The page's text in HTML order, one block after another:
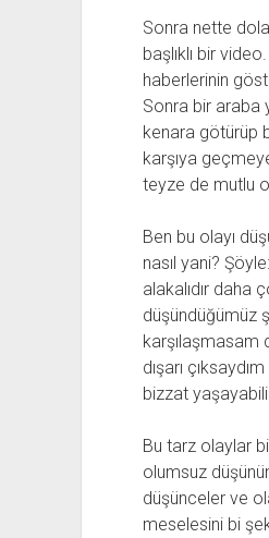
Sonra nette
başlıklı bir
haberlerinin
Sonra bir araba
kenara götürüp
karşıya
teyze de mutlu
Ben bu olayı
nasıl yani?
alakalıdır daha
düşündüğümüz
karşılaşmasam
dışarı
bizzat
Bu tarz olaylar
olumsuz
düşünceler ve
meselesini bi